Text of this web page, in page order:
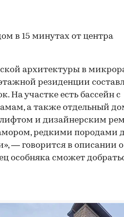
в 15 минутах от центра
архитектуры в
резиденции
На участке есть бассейн с
а также отдельный
и дизайнерским
редкими породами
— говорится в описании
особняка сможет